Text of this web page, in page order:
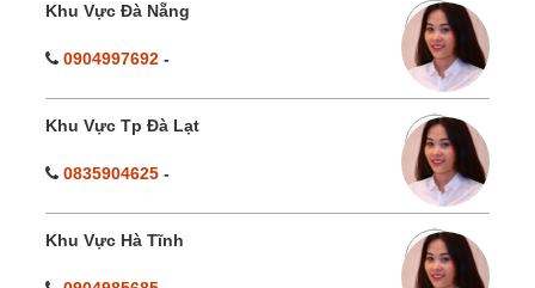
Khu Vực Đà Nẵng
0904997692 -
Khu Vực Tp Đà Lạt
0835904625 -
Khu Vực Hà Tĩnh